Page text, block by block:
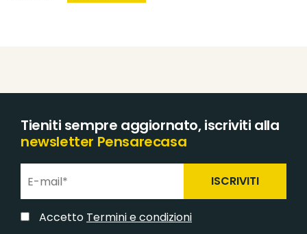
Tieniti sempre aggiornato, iscriviti alla
newsletter Pensarecasa
ISCRIVITI
Accetto Termini e condizioni